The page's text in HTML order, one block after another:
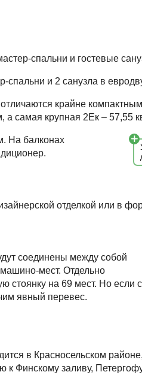
спальни и гостевые
спальни и 2 санузла в
отличаются крайне
а самая крупная 2Ек – 57,55
На балконах
отделкой или в
соединены между собой
мест. Отдельно
стоянку на 69 мест. Но если
явный перевес.
в Красносельском
к Финскому заливу,